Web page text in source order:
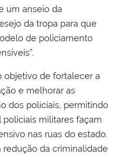
um anseio da
da tropa para que
de policiamento
objetivo de fortalecer a
e melhorar as
dos policiais, permitindo
militares façam
nas ruas do estado.
redução da criminalidade